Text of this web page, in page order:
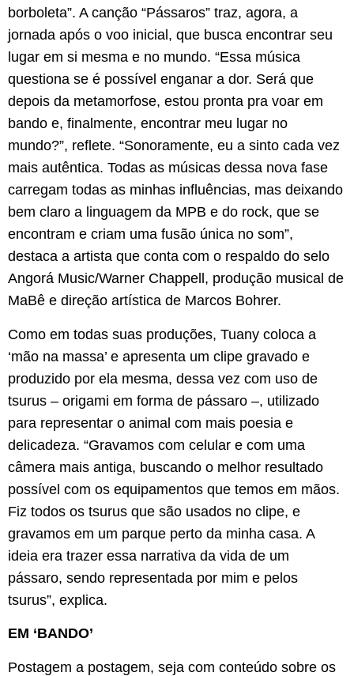
borboleta”. A canção “Pássaros” traz, agora, a
jornada após o voo inicial, que busca encontrar seu
lugar em si mesma e no mundo. “Essa música
questiona se é possível enganar a dor. Será que
depois da metamorfose, estou pronta pra voar em
bando e, finalmente, encontrar meu lugar no
mundo?”, reflete. “Sonoramente, eu a sinto cada vez
mais autêntica. Todas as músicas dessa nova fase
carregam todas as minhas influências, mas deixando
bem claro a linguagem da MPB e do rock, que se
encontram e criam uma fusão única no som”,
destaca a artista que conta com o respaldo do selo
Angorá Music/Warner Chappell, produção musical de
MaBê e direção artística de Marcos Bohrer.
Como em todas suas produções, Tuany coloca a
‘mão na massa’ e apresenta um clipe gravado e
produzido por ela mesma, dessa vez com uso de
tsurus – origami em forma de pássaro –, utilizado
para representar o animal com mais poesia e
delicadeza. “Gravamos com celular e com uma
câmera mais antiga, buscando o melhor resultado
possível com os equipamentos que temos em mãos.
Fiz todos os tsurus que são usados no clipe, e
gravamos em um parque perto da minha casa. A
ideia era trazer essa narrativa da vida de um
pássaro, sendo representada por mim e pelos
tsurus”, explica.
EM ‘BANDO’
Postagem a postagem, seja com conteúdo sobre os